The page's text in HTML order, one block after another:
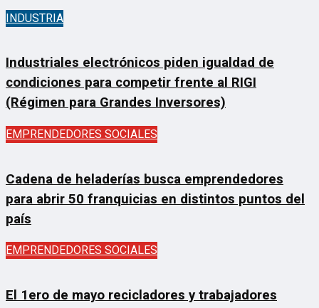
INDUSTRIA
Industriales electrónicos piden igualdad de
condiciones para competir frente al RIGI
(Régimen para Grandes Inversores)
EMPRENDEDORES SOCIALES
Cadena de heladerías busca emprendedores
para abrir 50 franquicias en distintos puntos del
país
EMPRENDEDORES SOCIALES
El 1ero de mayo recicladores y trabajadores